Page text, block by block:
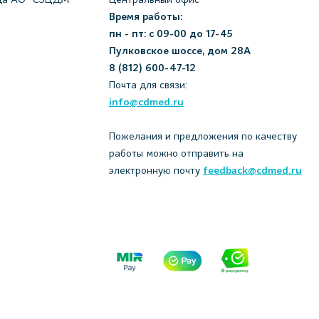
Время работы:
пн - пт: с 09-00 до 17-45
Пулковское шоссе, дом 28А
8 (812) 600-47-12
Почта для связи:
info@cdmed.ru
Пожелания и предложения по качеству
работы можно отправить на
электронную почту feedback@cdmed.ru